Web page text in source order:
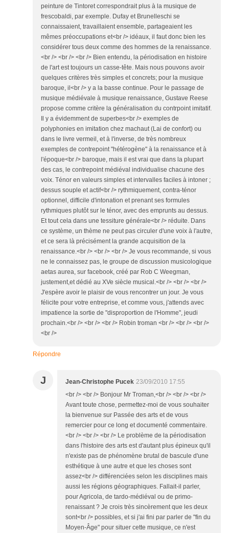
peinture de Tintoret correspondrait plus à la musique de
frescobaldi, par exemple. Dufay et Brunelleschi se
connaissaient, travaillaient ensemble, partageaient les
mêmes préoccupations et<br /> idéaux, il faut donc bien les
considérer tous deux comme des hommes de la renaissance.
<br /> <br /> <br /> Bien entendu, la périodisation en histoire
de l'art est toujours un casse-tête. Mais nous pouvons avoir
quelques critères très simples et concrets; pour la musique
baroque, il<br /> y a la basse continue. Pour le passage de
musique médiévale à musique renaissance, Gustave Reese
propose comme critère la généralisation du contrpoint imitatif.
Il y a évidemment de superbes<br /> exemples de
polyphonies en imitation chez machaut (Lai de confort) ou
dans le livre vermeil, et à l'inverse, de très nombreux
exemples de contrepoint "hétérogène" à la renaissance et à
l'époque<br /> baroque, mais il est vrai que dans la plupart
des cas, le contrepoint médiéval individualise chacune des
voix. Ténor en valeurs simples et intervalles faciles à intoner ;
dessus souple et actif<br /> rythmiquement, contra-ténor
optionnel, difficile d'intonation et prenant ses formules
rythmiques plutôt sur le ténor, avec des emprunts au dessus.
Et tout cela dans une tessiture générale<br /> réduite. Dans
ce système, un thème ne peut pas circuler d'une voix à l'autre,
et ce sera là précisément la grande acquisition de la
renaissance.<br /> <br /> <br /> Je vous recommande, si vous
ne le connaissez pas, le groupe de discussion musicologique
aetas aurea, sur facebook, créé par Rob C Weegman,
justement,et dédié au XVe siècle musical.<br /> <br /> <br />
J'espère avoir le plaisir de vous rencontrer un jour. Je vous
félicite pour votre entreprise, et comme vous, j'attends avec
impatience la sortie de "disproportion de l'Homme", jeudi
prochain.<br /> <br /> <br /> Robin troman <br /> <br /> <br />
<br />
Répondre
J Jean-Christophe Pucek 23/09/2010 17:55
<br /> <br /> Bonjour Mr Troman,<br /> <br /> <br />
Avant toute chose, permettez-moi de vous souhaiter
la bienvenue sur Passée des arts et de vous
remercier pour ce long et documenté commentaire.
<br /> <br /> <br /> Le problème de la périodisation
dans l'histoire des arts est d'autant plus épineux qu'il
n'existe pas de phénomène brutal de bascule d'une
esthétique à une autre et que les choses sont
assez<br /> différenciées selon les disciplines mais
aussi les régions géographiques. Fallait-il parler,
pour Agricola, de tardo-médiéval ou de primo-
renaissant ? Je crois très sincèrement que les deux
sont<br /> possibles, et si j'ai fini par parler de "fin du
Moyen-Âge" pour situer cette musique, ce n'est